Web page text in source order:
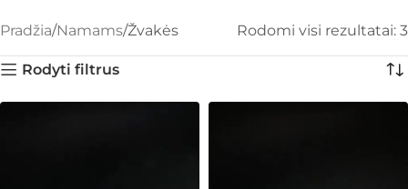
Pradžia Namams Žvakės Rodomi visi rezultatai: 3
Rodyti filtrus